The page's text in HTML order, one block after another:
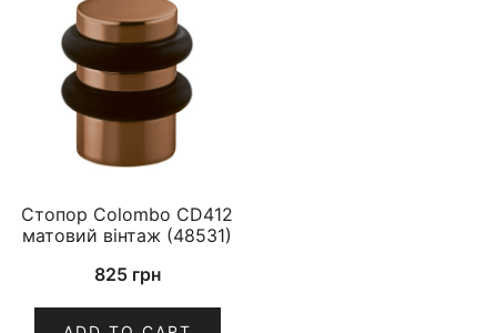
Стопор Colombo CD412
матовий вінтаж (48531)
825 грн